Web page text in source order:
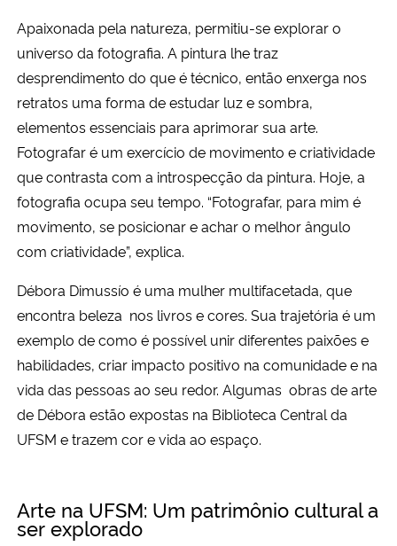
Apaixonada pela natureza, permitiu-se explorar o
universo da fotografia. A pintura lhe traz
desprendimento do que é técnico, então enxerga nos
retratos uma forma de estudar luz e sombra,
elementos essenciais para aprimorar sua arte.
Fotografar é um exercício de movimento e criatividade
que contrasta com a introspecção da pintura. Hoje, a
fotografia ocupa seu tempo. “Fotografar, para mim é
movimento, se posicionar e achar o melhor ângulo
com criatividade”, explica.
Débora Dimussío é uma mulher multifacetada, que
encontra beleza nos livros e cores. Sua trajetória é um
exemplo de como é possível unir diferentes paixões e
habilidades, criar impacto positivo na comunidade e na
vida das pessoas ao seu redor. Algumas obras de arte
de Débora estão expostas na Biblioteca Central da
UFSM e trazem cor e vida ao espaço.
Arte na UFSM: Um patrimônio cultural a
ser explorado